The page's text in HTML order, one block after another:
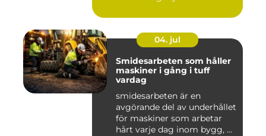
04. jul
Smidesarbeten som håller
maskiner i gång i tuff
vardag
smidesarbeten är en
avgörande del av underhållet
för maskiner som arbetar
hårt varje dag inom bygg, ...